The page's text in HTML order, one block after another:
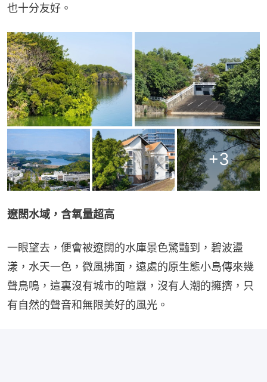
也十分友好。
+3
遼闊水域，含氧量超高
一眼望去，便會被遼闊的水庫景色驚豔到，碧波盪
漾，水天一色，微風拂面，遠處的原生態小島傳來幾
聲鳥鳴，這裏沒有城市的喧囂，沒有人潮的擁擠，只
有自然的聲音和無限美好的風光。